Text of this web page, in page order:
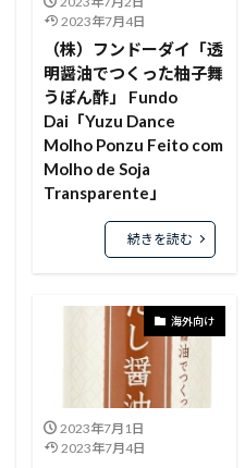
2023年7月4日
（株）フンドーダイ「透
明醤油でつくった柚子舞
うぽん酢」 Fundo
Dai「Yuzu Dance
Molho Ponzu Feito com
Molho de Soja
Transparente」
続きを読む
海外向け
2023年7月1日
2023年7月4日